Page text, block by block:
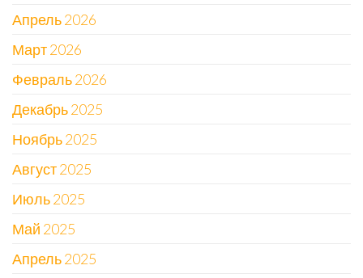
Апрель 2026
Март 2026
Февраль 2026
Декабрь 2025
Ноябрь 2025
Август 2025
Июль 2025
Май 2025
Апрель 2025